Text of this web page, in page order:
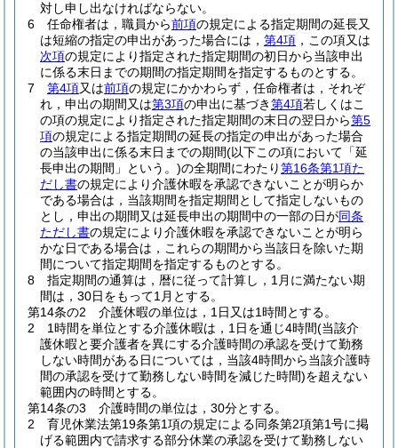
対し申し出なければならない。
6
任命権者は，職員から前項の規定による指定期間の延長又
は短縮の指定の申出があった場合には， 第4項 ，この項又は
次項の規定により指定された指定期間の初日から当該申出
に係る末日までの期間の指定期間を指定するものとする。
7
第4項又は前項の規定にかかわらず，任命権者は，それぞ
れ，申出の期間又は第3項の申出に基づき第4項若しくはこ
の項の規定により指定された指定期間の末日の翌日から第5
項の規定による指定期間の延長の指定の申出があった場合
の当該申出に係る末日までの期間(以下この項において「延
長申出の期間」という。)の全期間にわたり第16条第1項た
だし書の規定により介護休暇を承認できないことが明らか
である場合は，当該期間を指定期間として指定しないもの
とし，申出の期間又は延長申出の期間中の一部の日が同条
ただし書の規定により介護休暇を承認できないことが明ら
かな日である場合は，これらの期間から当該日を除いた期
間について指定期間を指定するものとする。
8
指定期間の通算は，暦に従って計算し，1月に満たない期
間は，30日をもって1月とする。
第14条の2
介護休暇の単位は，1日又は1時間とする。
2
1時間を単位とする介護休暇は，1日を通じ4時間(当該介
護休暇と要介護者を異にする介護時間の承認を受けて勤務
しない時間がある日については，当該4時間から当該介護時
間の承認を受けて勤務しない時間を減じた時間)を超えない
範囲内の時間とする。
第14条の3
介護時間の単位は，30分とする。
2
育児休業法第19条第1項の規定による同条第2項第1号に掲
げる範囲内で請求する部分休業の承認を受けて勤務しない